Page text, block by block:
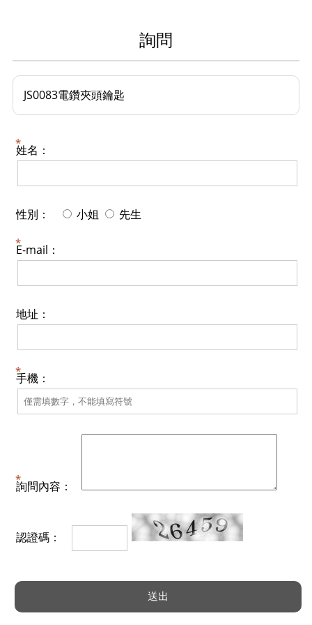
詢問
JS0083電鑽夾頭鑰匙
姓名：
性別： 小姐 先生
E-mail：
地址：
手機：
詢問內容：
認證碼：